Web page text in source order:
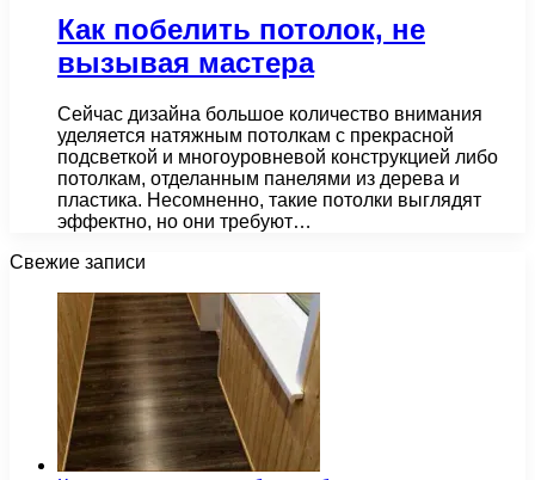
Как побелить потолок, не
вызывая мастера
Сейчас дизайна большое количество внимания
уделяется натяжным потолкам с прекрасной
подсветкой и многоуровневой конструкцией либо
потолкам, отделанным панелями из дерева и
пластика. Несомненно, такие потолки выглядят
эффектно, но они требуют…
Свежие записи